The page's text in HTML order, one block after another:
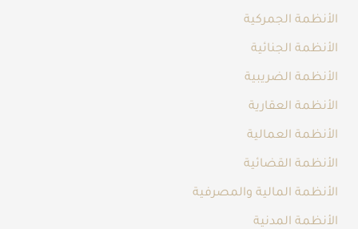
الأنظمة الجمركية
الأنظمة الجنائية
الأنظمة الضريبية
الأنظمة العقارية
الأنظمة العمالية
الأنظمة القضائية
الأنظمة المالية والمصرفية
الأنظمة المدنية